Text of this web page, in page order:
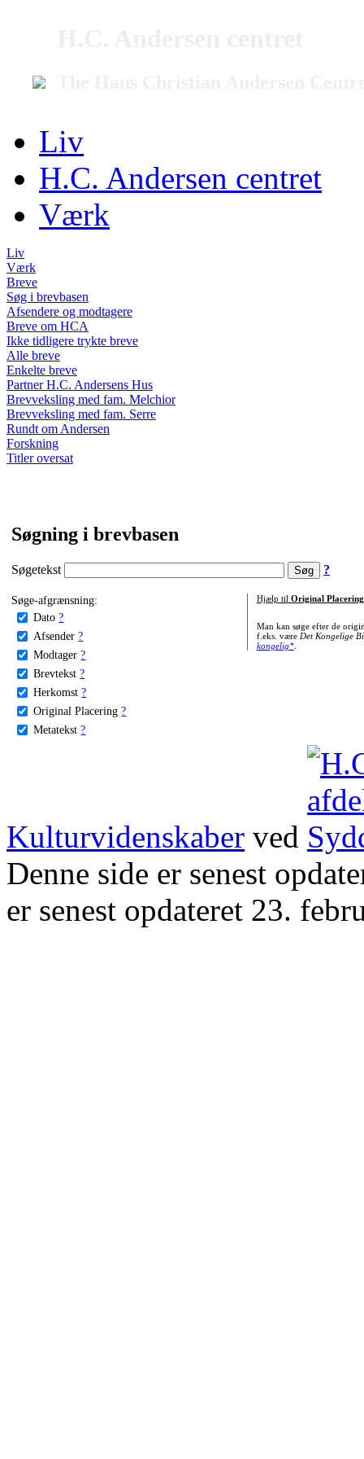
Liv
H.C. Andersen centret
Værk
Liv
Værk
Breve
Søg i brevbasen
Afsendere og modtagere
Breve om HCA
Ikke tidligere trykte breve
Alle breve
Enkelte breve
Partner H.C. Andersens Hus
Brevveksling med fam. Melchior
Brevveksling med fam. Serre
Rundt om Andersen
Forskning
Titler oversat
Søgning i brevbasen
Søgetekst ?
Søge-afgrænsning:
Dato ?
Afsender ?
Modtager ?
Brevtekst ?
Herkomst ?
Original Placering ?
Metatekst ?
Hjælp til Original Placering
Man kan søge efter de
f.eks. være Det Kongelige
kongelig*.
Kulturvidenskaber ved
Denne side er senest
er senest opdateret 23.